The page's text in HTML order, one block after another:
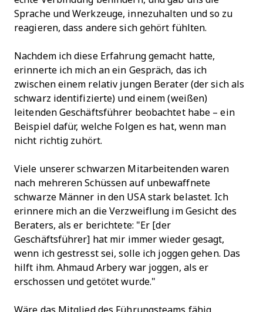
Sprache und Werkzeuge, innezuhalten und so zu
reagieren, dass andere sich gehört fühlten.
Nachdem ich diese Erfahrung gemacht hatte,
erinnerte ich mich an ein Gespräch, das ich
zwischen einem relativ jungen Berater (der sich als
schwarz identifizierte) und einem (weißen)
leitenden Geschäftsführer beobachtet habe – ein
Beispiel dafür, welche Folgen es hat, wenn man
nicht richtig zuhört.
Viele unserer schwarzen Mitarbeitenden waren
nach mehreren Schüssen auf unbewaffnete
schwarze Männer in den USA stark belastet. Ich
erinnere mich an die Verzweiflung im Gesicht des
Beraters, als er berichtete: "Er [der
Geschäftsführer] hat mir immer wieder gesagt,
wenn ich gestresst sei, solle ich joggen gehen. Das
hilft ihm. Ahmaud Arbery war joggen, als er
erschossen und getötet wurde."
Wäre das Mitglied des Führungsteams fähig